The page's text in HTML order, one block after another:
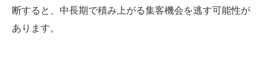
断すると、中長期で積み上がる集客機会を逃す可能性が
あります。